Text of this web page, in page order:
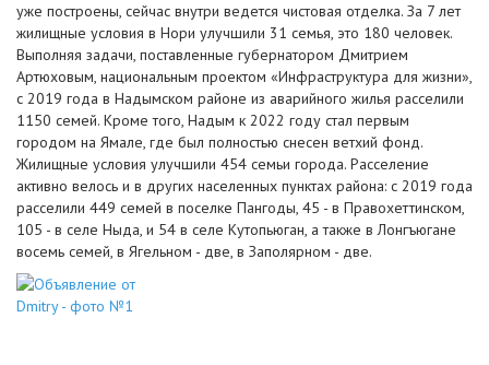
уже построены, сейчас внутри ведется чистовая отделка. За 7 лет
жилищные условия в Нори улучшили 31 семья, это 180 человек.
Выполняя задачи, поставленные губернатором Дмитрием
Артюховым, национальным проектом «Инфраструктура для жизни»,
с 2019 года в Надымском районе из аварийного жилья расселили
1150 семей. Кроме того, Надым к 2022 году стал первым
городом на Ямале, где был полностью снесен ветхий фонд.
Жилищные условия улучшили 454 семьи города. Расселение
активно велось и в других населенных пунктах района: с 2019 года
расселили 449 семей в поселке Пангоды, 45 - в Правохеттинском,
105 - в селе Ныда, и 54 в селе Кутопьюган, а также в Лонгъюгане
восемь семей, в Ягельном - две, в Заполярном - две.